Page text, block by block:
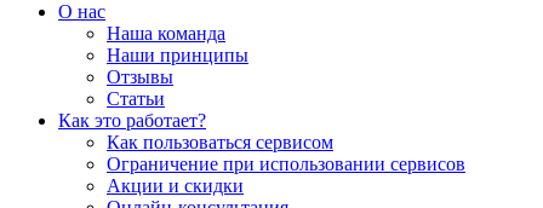
О нас
Наша команда
Наши принципы
Отзывы
Статьи
Как это работает?
Как пользоваться сервисом
Ограничение при использовании сервисов
Акции и скидки